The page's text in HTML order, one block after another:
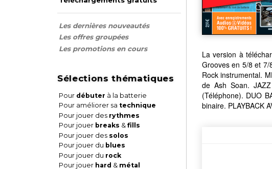
Les dernières nouveautés
Les offres groupées
Les promotions en cours
Sélections thématiques
Pour débuter à la batterie
Pour améliorer sa technique
Pour jouer des rythmes
Pour jouer breaks & fills
Pour jouer des solos
Pour jouer du blues
Pour jouer du rock
Pour jouer hard & métal
La version à
Grooves en 5/8 et 7/
Rock instrumental.
de Ash Soan.
(Téléphone). DUO
binaire. PLAYBACK